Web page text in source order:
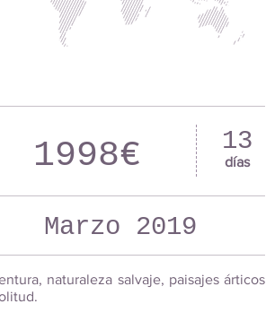
1998€ 13
días
Marzo 2019
naturaleza salvaje, paisajes árticos